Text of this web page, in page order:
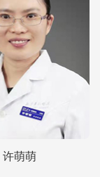
许萌萌